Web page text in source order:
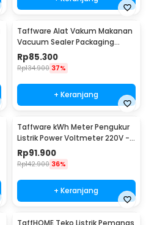
Taffware Alat Vakum Makanan
Vacuum Sealer Packaging
Machine with Bag - HF-001
Rp85.300
Rp134.900 37%
+ Keranjang
Taffware kWh Meter Pengukur
Listrik Power Voltmeter 220V -
DDS667
Rp91.900
Rp142.900 36%
+ Keranjang
TaffHOME Teko Listrik Pemanas